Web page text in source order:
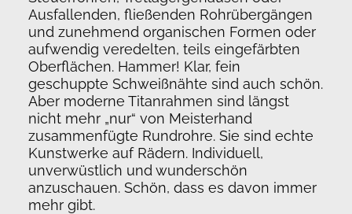
Ausfallenden, fließenden Rohrübergängen
und zunehmend organischen Formen oder
aufwendig veredelten, teils eingefärbten
Oberflächen. Hammer! Klar, fein
geschuppte Schweißnähte sind auch schön.
Aber moderne Titanrahmen sind längst
nicht mehr „nur“ von Meisterhand
zusammenfügte Rundrohre. Sie sind echte
Kunstwerke auf Rädern. Individuell,
unverwüstlich und wunderschön
anzuschauen. Schön, dass es davon immer
mehr gibt.